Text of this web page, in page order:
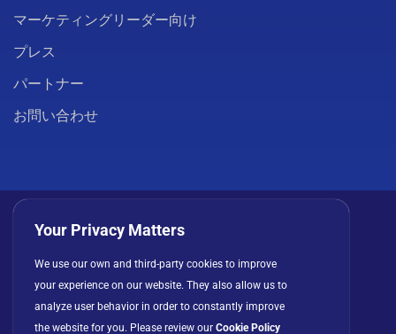
マーケティングリーダー向け
プレス
パートナー
お問い合わせ
ライセンス契約
Your Privacy Matters
We use our own and third-party cookies to improve
your experience on our website. They also allow us to
analyze user behavior in order to constantly improve
the website for you. Please review our Cookie Policy